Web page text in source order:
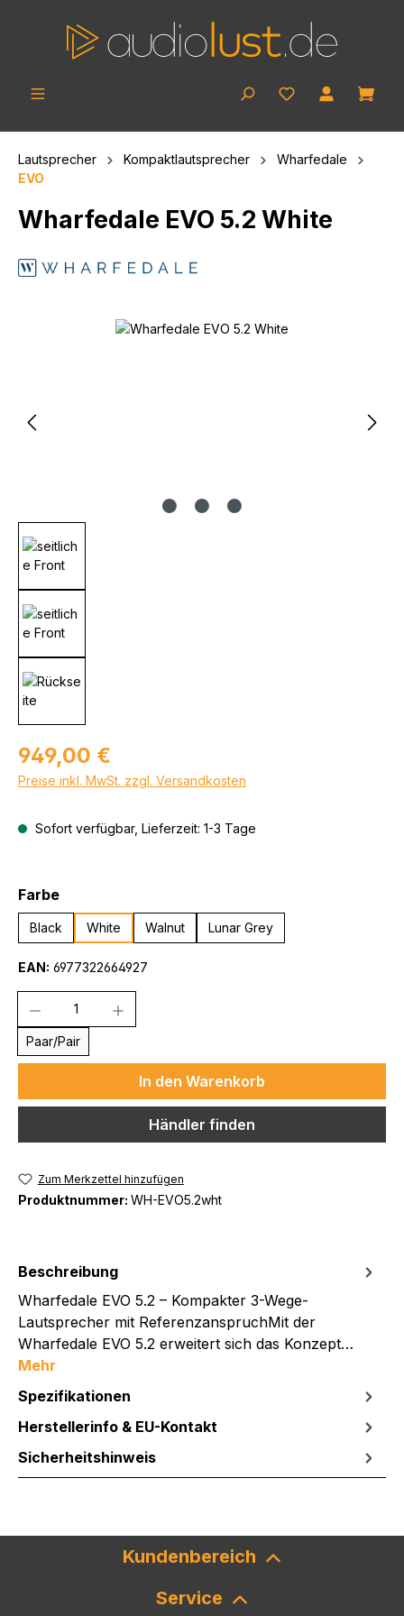
Lautsprecher Kompaktlautsprecher
Wharfedale
EVO
Wharfedale EVO 5.2 White
Bildergalerie überspringen
Regulärer Preis:
949,00 €
Preise inkl. MwSt. zzgl. Versandkosten
Sofort verfügbar, Lieferzeit: 1-3 Tage
Farbeauswählen
Black White Walnut Lunar Grey
EAN: 6977322664927
Paar/Pair
In den Warenkorb
Händler finden
Zum Merkzettel hinzufügen
Produktnummer: WH-EVO5.2wht
Beschreibung
Wharfedale EVO 5.2 – Kompakter 3-Wege-
Lautsprecher mit ReferenzanspruchMit der
Wharfedale EVO 5.2 erweitert sich das Konzept…
Mehr
Spezifikationen
Herstellerinfo & EU-Kontakt
Sicherheitshinweis
Kundenbereich
Service